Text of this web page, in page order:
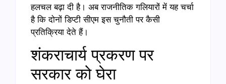
हलचल बढ़ा दी है। अब राजनीतिक गलियारों में यह चर्चा
है कि दोनों डिप्टी सीएम इस चुनौती पर कैसी
प्रतिक्रिया देते हैं।
शंकराचार्य प्रकरण पर
सरकार को घेरा